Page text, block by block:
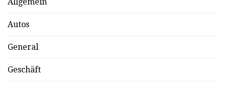
Autos
General
Geschäft